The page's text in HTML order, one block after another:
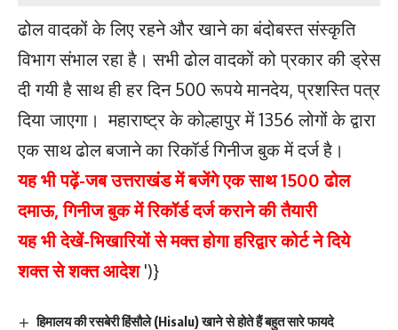
ढोल वादकों के लिए रहने और खाने का बंदोबस्त संस्कृति
विभाग संभाल रहा है। सभी ढोल वादकों को प्रकार की ड्रेस
दी गयी है साथ ही हर दिन 500 रूपये मानदेय, प्रशस्ति पत्र
दिया जाएगा। महाराष्ट्र के कोल्हापुर में 1356 लोगों के द्वारा
एक साथ ढोल बजाने का रिकॉर्ड गिनीज बुक में दर्ज है।
यह भी पढ़ें-जब उत्तराखंड में बजेंगे एक साथ 1500 ढोल
दमाऊ, गिनीज बुक में रिकॉर्ड दर्ज कराने की तैयारी
यह भी देखें-भिखारियों से मक्त होगा हरिद्वार कोर्ट ने दिये
शक्त से शक्त आदेश ')}
हिमालय की रसबेरी हिंसौले (Hisalu) खाने से होते हैं बहुत सारे फायदे